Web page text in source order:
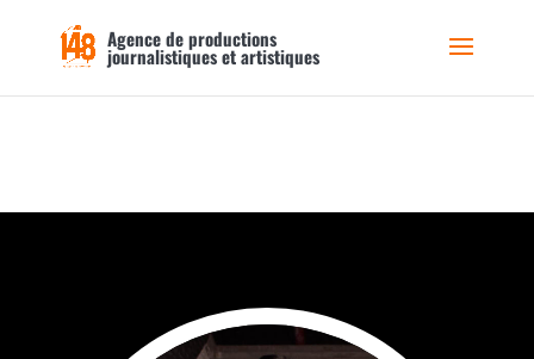
Agence de productions
journalistiques et artistiques